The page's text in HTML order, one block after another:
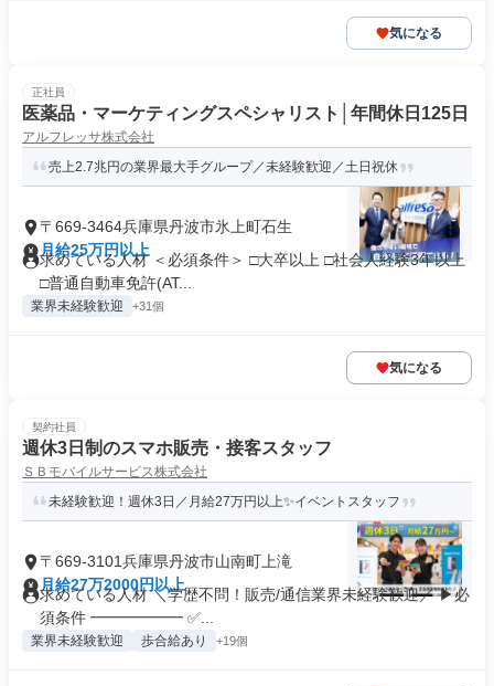
気になる
正社員
医薬品・マーケティングスペシャリスト│年間休日125日
アルフレッサ株式会社
売上2.7兆円の業界最大手グループ／未経験歓迎／土日祝休
〒669-3464兵庫県丹波市氷上町石生
月給25万円以上
求めている人材 ＜必須条件＞ □大卒以上 □社会人経験3年以上
□普通自動車免許(AT...
業界未経験歓迎 +31個
気になる
契約社員
週休3日制のスマホ販売・接客スタッフ
ＳＢモバイルサービス株式会社
未経験歓迎！週休3日／月給27万円以上✨イベントスタッフ
〒669-3101兵庫県丹波市山南町上滝
月給27万2000円以上
求めている人材 ＼学歴不問！販売/通信業界未経験歓迎／ ▶必
須条件 ━━━━━━ ✅...
業界未経験歓迎 歩合給あり +19個